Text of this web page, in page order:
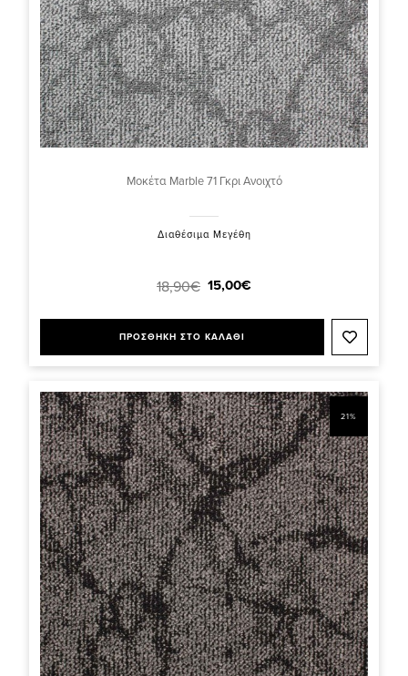
Μοκέτα Marble 71 Γκρι Ανοιχτό
Διαθέσιμα Μεγέθη
18,90€ 15,00€
ΠΡΟΣΘΗΚΗ ΣΤΟ ΚΑΛΑΘΙ
21%